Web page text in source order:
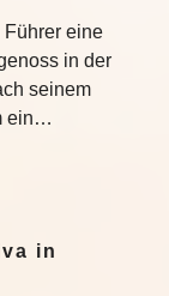
eine
in der
seinem
ein…
in